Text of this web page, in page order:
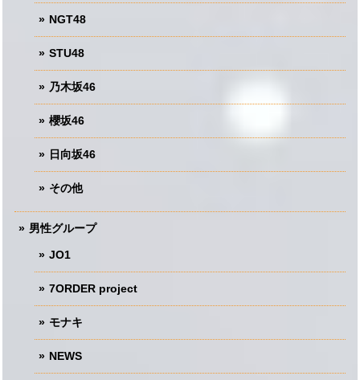
NGT48
STU48
乃木坂46
櫻坂46
日向坂46
その他
男性グループ
JO1
7ORDER project
モナキ
NEWS